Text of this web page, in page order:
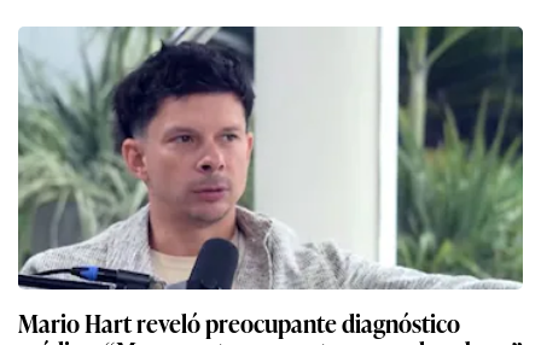
Mario Hart reveló preocupante diagnóstico